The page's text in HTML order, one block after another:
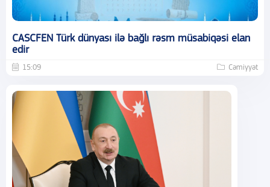
CASCFEN Türk dünyası ilə bağlı rəsm müsabiqəsi elan
edir
15:09 Cəmiyyət